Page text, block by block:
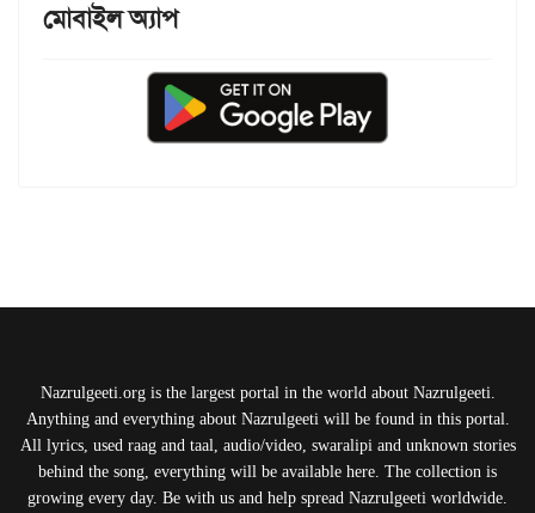
মোবাইল অ্যাপ
Nazrulgeeti.org is the largest portal in the world about Nazrulgeeti.
Anything and everything about Nazrulgeeti will be found in this portal.
All lyrics, used raag and taal, audio/video, swaralipi and unknown stories
behind the song, everything will be available here. The collection is
growing every day. Be with us and help spread Nazrulgeeti worldwide.